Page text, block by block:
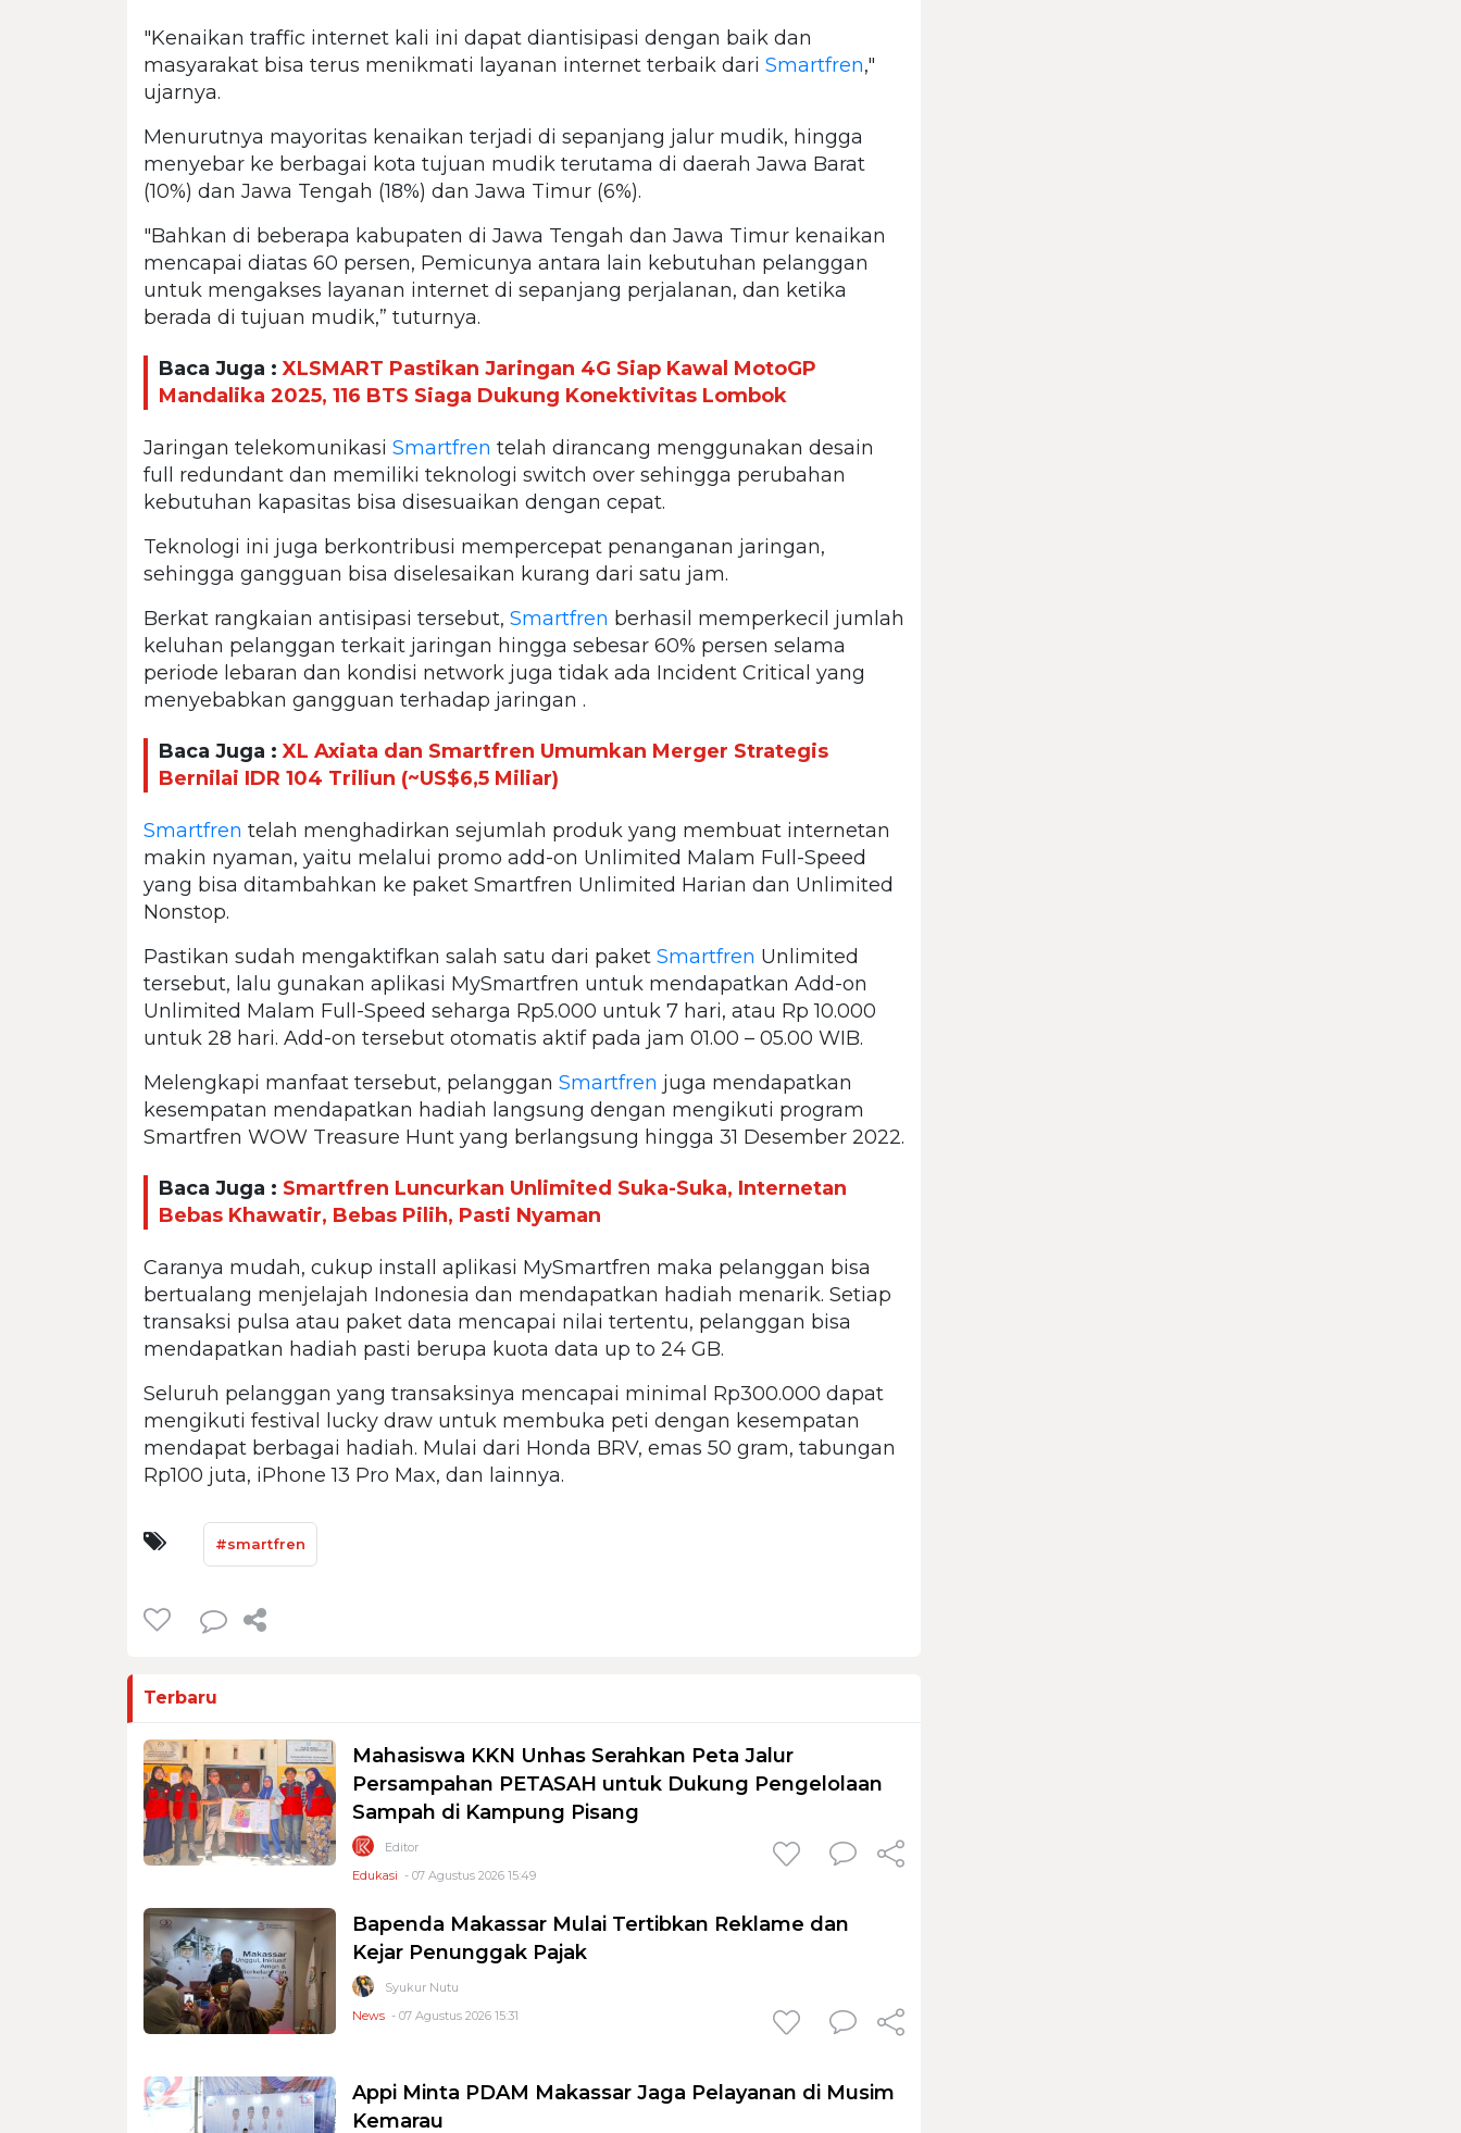
"Kenaikan traffic internet kali ini dapat diantisipasi dengan baik dan
masyarakat bisa terus menikmati layanan internet terbaik dari Smartfren,"
ujarnya.
Menurutnya mayoritas kenaikan terjadi di sepanjang jalur mudik, hingga
menyebar ke berbagai kota tujuan mudik terutama di daerah Jawa Barat
(10%) dan Jawa Tengah (18%) dan Jawa Timur (6%).
"Bahkan di beberapa kabupaten di Jawa Tengah dan Jawa Timur kenaikan
mencapai diatas 60 persen, Pemicunya antara lain kebutuhan pelanggan
untuk mengakses layanan internet di sepanjang perjalanan, dan ketika
berada di tujuan mudik,” tuturnya.
Baca Juga :XLSMART Pastikan Jaringan 4G Siap Kawal MotoGP
Mandalika 2025, 116 BTS Siaga Dukung Konektivitas Lombok
Jaringan telekomunikasi Smartfren telah dirancang menggunakan desain
full redundant dan memiliki teknologi switch over sehingga perubahan
kebutuhan kapasitas bisa disesuaikan dengan cepat.
Teknologi ini juga berkontribusi mempercepat penanganan jaringan,
sehingga gangguan bisa diselesaikan kurang dari satu jam.
Berkat rangkaian antisipasi tersebut, Smartfren berhasil memperkecil jumlah
keluhan pelanggan terkait jaringan hingga sebesar 60% persen selama
periode lebaran dan kondisi network juga tidak ada Incident Critical yang
menyebabkan gangguan terhadap jaringan .
Baca Juga :XL Axiata dan Smartfren Umumkan Merger Strategis
Bernilai IDR 104 Triliun (~US$6,5 Miliar)
Smartfren telah menghadirkan sejumlah produk yang membuat internetan
makin nyaman, yaitu melalui promo add-on Unlimited Malam Full-Speed
yang bisa ditambahkan ke paket Smartfren Unlimited Harian dan Unlimited
Nonstop.
Pastikan sudah mengaktifkan salah satu dari paket Smartfren Unlimited
tersebut, lalu gunakan aplikasi MySmartfren untuk mendapatkan Add-on
Unlimited Malam Full-Speed seharga Rp5.000 untuk 7 hari, atau Rp 10.000
untuk 28 hari. Add-on tersebut otomatis aktif pada jam 01.00 – 05.00 WIB.
Melengkapi manfaat tersebut, pelanggan Smartfren juga mendapatkan
kesempatan mendapatkan hadiah langsung dengan mengikuti program
Smartfren WOW Treasure Hunt yang berlangsung hingga 31 Desember 2022.
Baca Juga : Smartfren Luncurkan Unlimited Suka-Suka, Internetan
Bebas Khawatir, Bebas Pilih, Pasti Nyaman
Caranya mudah, cukup install aplikasi MySmartfren maka pelanggan bisa
bertualang menjelajah Indonesia dan mendapatkan hadiah menarik. Setiap
transaksi pulsa atau paket data mencapai nilai tertentu, pelanggan bisa
mendapatkan hadiah pasti berupa kuota data up to 24 GB.
Seluruh pelanggan yang transaksinya mencapai minimal Rp300.000 dapat
mengikuti festival lucky draw untuk membuka peti dengan kesempatan
mendapat berbagai hadiah. Mulai dari Honda BRV, emas 50 gram, tabungan
Rp100 juta, iPhone 13 Pro Max, dan lainnya.
#smartfren
Terbaru
Mahasiswa KKN Unhas Serahkan Peta Jalur
Persampahan PETASAH untuk Dukung Pengelolaan
Sampah di Kampung Pisang
Editor
Edukasi - 07 Agustus 2026 15:49
Bapenda Makassar Mulai Tertibkan Reklame dan
Kejar Penunggak Pajak
Syukur Nutu
News - 07 Agustus 2026 15:31
Appi Minta PDAM Makassar Jaga Pelayanan di Musim
Kemarau